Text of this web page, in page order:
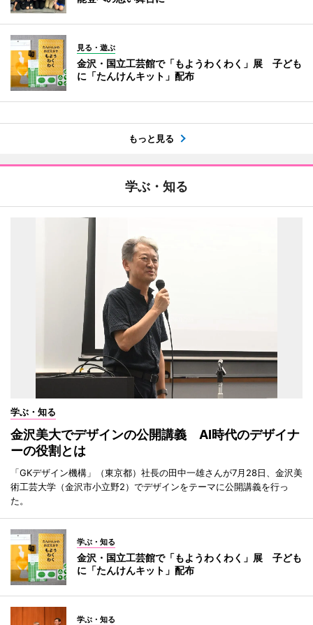
見る・遊ぶ
金沢・国立工芸館で「もようわくわく」展 子ども
に「たんけんキット」配布
もっと見る
学ぶ・知る
学ぶ・知る
金沢美大でデザインの公開講義 AI時代のデザイナ
ーの役割とは
「GKデザイン機構」（東京都）社長の田中一雄さんが7月28日、金沢美
術工芸大学（金沢市小立野2）でデザインをテーマに公開講義を行っ
た。
学ぶ・知る
金沢・国立工芸館で「もようわくわく」展 子ども
に「たんけんキット」配布
学ぶ・知る